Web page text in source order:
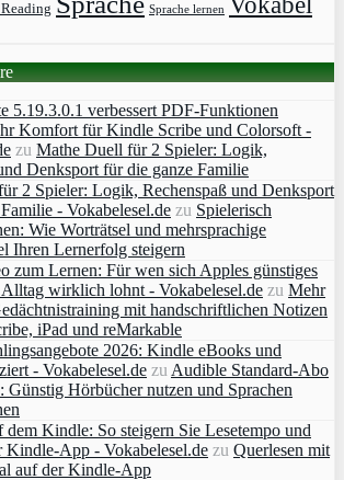
Sprache lernen
5.19.3.0.1 verbessert PDF-Funktionen
Komfort für Kindle Scribe und Colorsoft -
zu Mathe Duell für 2 Spieler: Logik,
Denksport für die ganze Familie
2 Spieler: Logik, Rechenspaß und Denksport
- Vokabelesel.de zu Spielerisch
Wie Worträtsel und mehrsprachige
Ihren Lernerfolg steigern
zum Lernen: Für wen sich Apples günstiges
wirklich lohnt - Vokabelesel.de zu Mehr
mit handschriftlichen Notizen
iPad und reMarkable
2026: Kindle eBooks und
- Vokabelesel.de zu Audible Standard-Abo
Günstig Hörbücher nutzen und Sprachen
dem Kindle: So steigern Sie Lesetempo und
Kindle-App - Vokabelesel.de zu Querlesen mit
auf der Kindle-App